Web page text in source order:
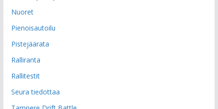
Nuoret
Pienoisautoilu
Pistejäärata
Ralliranta
Rallitestit
Seura tiedottaa